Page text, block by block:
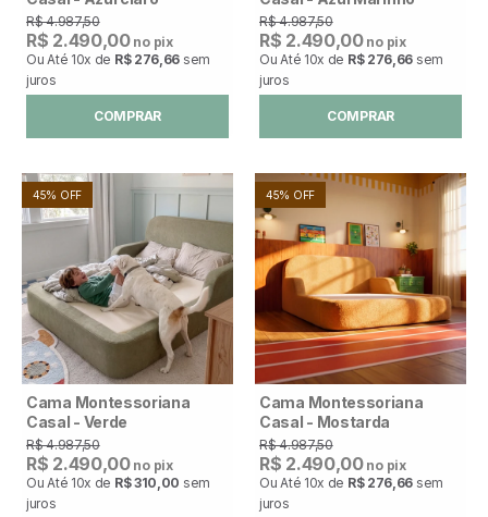
R$ 4.987,50
R$ 2.490,00no pix
Ou Até 10x de R$ 276,66 sem
juros
COMPRAR
R$ 4.987,50
R$ 2.490,00no pix
Ou Até 10x de R$ 276,66 sem
juros
COMPRAR
45% OFF
Cama Montessoriana
Casal - Verde
R$ 4.987,50
R$ 2.490,00no pix
Ou Até 10x de R$ 310,00 sem
juros
45% OFF
Cama Montessoriana
Casal - Mostarda
R$ 4.987,50
R$ 2.490,00no pix
Ou Até 10x de R$ 276,66 sem
juros